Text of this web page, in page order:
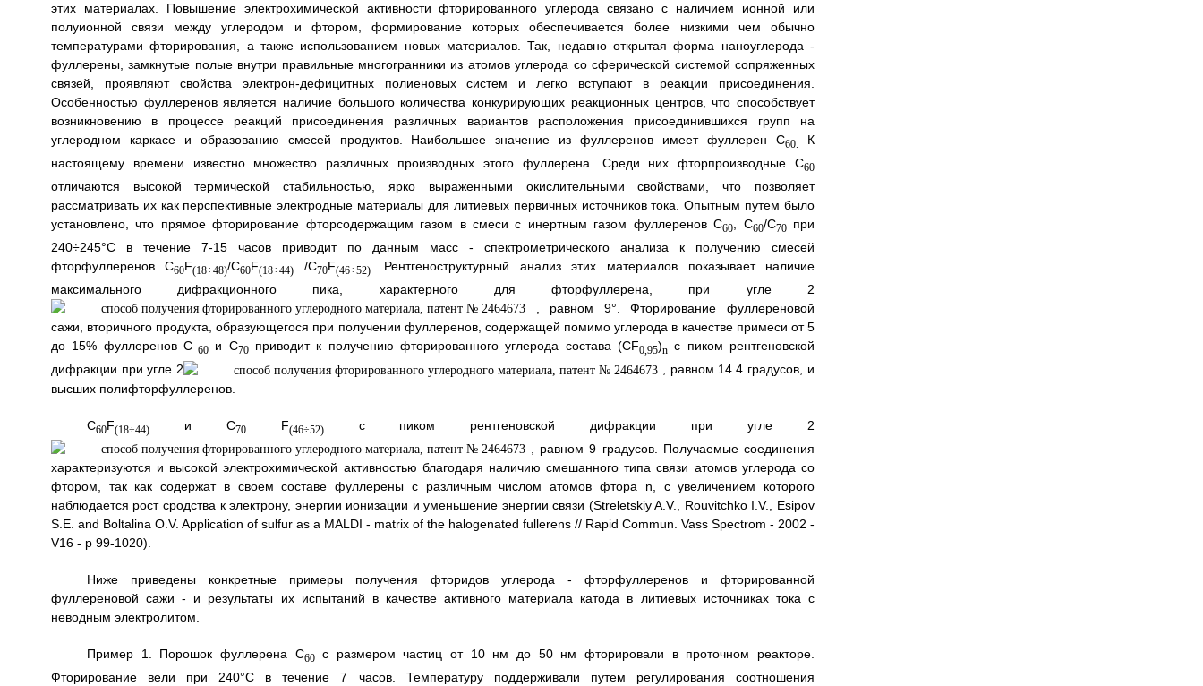
этих материалах. Повышение электрохимической активности фторированного углерода связано с наличием ионной или
полуионной связи между углеродом и фтором, формирование которых обеспечивается более низкими чем обычно
температурами фторирования, а также использованием новых материалов. Так, недавно открытая форма наноуглерода -
фуллерены, замкнутые полые внутри правильные многогранники из атомов углерода со сферической системой сопряженных
связей, проявляют свойства электрон-дефицитных полиеновых систем и легко вступают в реакции присоединения.
Особенностью фуллеренов является наличие большого количества конкурирующих реакционных центров, что способствует
возникновению в процессе реакций присоединения различных вариантов расположения присоединившихся групп на
углеродном каркасе и образованию смесей продуктов. Наибольшее значение из фуллеренов имеет фуллерен C60.
К
настоящему времени известно множество различных производных этого фуллерена. Среди них фторпроизводные С60
отличаются высокой термической стабильностью, ярко выраженными окислительными свойствами, что позволяет
рассматривать их как перспективные электродные материалы для литиевых первичных источников тока. Опытным путем было
установлено, что прямое фторирование фторсодержащим газом в смеси с инертным газом фуллеренов C60 , C60/C70при
240÷245°C в течение 7-15 часов приводит по данным масс - спектрометрического анализа к получению смесей
фторфуллеренов C60F(18÷48)/С60F(18÷44) /С70F(46÷52). Рентгеноструктурный анализ этих материалов показывает наличие
максимального дифракционного пика, характерного для фторфуллерена, при угле 2
, равном 9°. Фторирование фуллереновой
сажи, вторичного продукта, образующегося при получении фуллеренов, содержащей помимо углерода в качестве примеси от 5
до 15% фуллеренов С60 и С70приводит к получению фторированного углерода состава (CF0,95)n с пиком рентгеновской
дифракции при угле 2
, равном 14.4 градусов, и
высших полифторфуллеренов.
С60F(18÷44)и C70F(46÷52)с пиком рентгеновской дифракции при угле 2
, равном 9 градусов. Получаемые соединения
характеризуются и высокой электрохимической активностью благодаря наличию смешанного типа связи атомов углерода со
фтором, так как содержат в своем составе фуллерены с различным числом атомов фтора n, с увеличением которого
наблюдается рост сродства к электрону, энергии ионизации и уменьшение энергии связи (Streletskiy A.V., Rouvitchko I.V., Esipov
S.E. and Boltalina O.V. Application of sulfur as a MALDI - matrix of the halogenated fullerens // Rapid Commun. Vass Spectrom - 2002 -
V16 - p 99-1020).
Ниже приведены конкретные примеры получения фторидов углерода - фторфуллеренов и фторированной
фуллереновой сажи - и результаты их испытаний в качестве активного материала катода в литиевых источниках тока с
неводным электролитом.
Пример 1. Порошок фуллерена С60с размером частиц от 10 нм до 50 нм фторировали в проточном реакторе.
Фторирование вели при 240°C в течение 7 часов. Температуру поддерживали путем регулирования соотношения